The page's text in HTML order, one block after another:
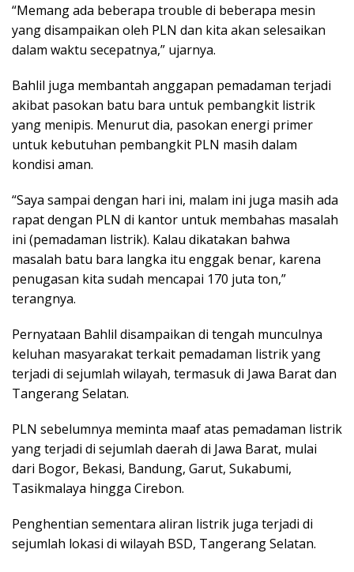
“Memang ada beberapa trouble di beberapa mesin
yang disampaikan oleh PLN dan kita akan selesaikan
dalam waktu secepatnya,” ujarnya.
Bahlil juga membantah anggapan pemadaman terjadi
akibat pasokan batu bara untuk pembangkit listrik
yang menipis. Menurut dia, pasokan energi primer
untuk kebutuhan pembangkit PLN masih dalam
kondisi aman.
“Saya sampai dengan hari ini, malam ini juga masih ada
rapat dengan PLN di kantor untuk membahas masalah
ini (pemadaman listrik). Kalau dikatakan bahwa
masalah batu bara langka itu enggak benar, karena
penugasan kita sudah mencapai 170 juta ton,”
terangnya.
Pernyataan Bahlil disampaikan di tengah munculnya
keluhan masyarakat terkait pemadaman listrik yang
terjadi di sejumlah wilayah, termasuk di Jawa Barat dan
Tangerang Selatan.
PLN sebelumnya meminta maaf atas pemadaman listrik
yang terjadi di sejumlah daerah di Jawa Barat, mulai
dari Bogor, Bekasi, Bandung, Garut, Sukabumi,
Tasikmalaya hingga Cirebon.
Penghentian sementara aliran listrik juga terjadi di
sejumlah lokasi di wilayah BSD, Tangerang Selatan.